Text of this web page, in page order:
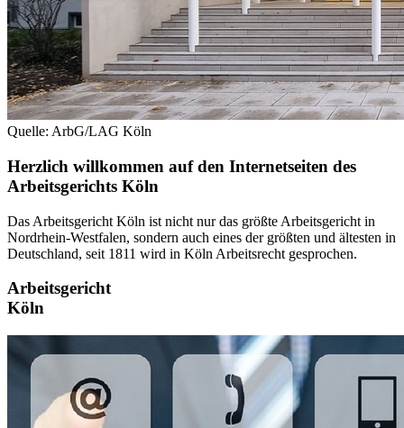
Quelle: ArbG/LAG Köln
Herzlich willkommen auf den Internetseiten des
Arbeitsgerichts Köln
Das Arbeitsgericht Köln ist nicht nur das größte Arbeitsgericht in
Nordrhein-Westfalen, sondern auch eines der größten und ältesten in
Deutschland, seit 1811 wird in Köln Arbeitsrecht gesprochen.
Arbeitsgericht
Köln